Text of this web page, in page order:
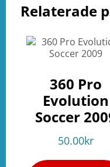
Relaterade
360 Pro
Evolution
Soccer
50.00kr